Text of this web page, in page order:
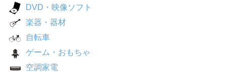
DVD・映像ソフト
楽器・器材
自転車
ゲーム・おもちゃ
空調家電